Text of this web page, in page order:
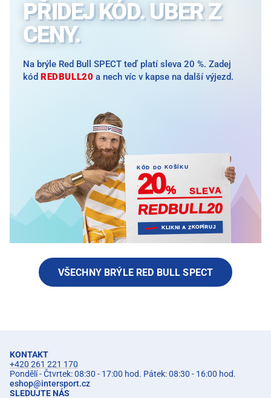
PŘIDEJ KÓD. UBER Z
CENY.
Na brýle Red Bull SPECT teď platí sleva 20 %. Zadej
kód REDBULL20 a nech víc v kapse na další výjezd.
KÓD DO KOŠÍKU
20% SLEVA
REDBULL20
KLIKNI A ZKOPÍRUJ
VŠECHNY BRÝLE RED BULL SPECT
KONTAKT
+420 261 221 170
Pondělí - Čtvrtek: 08:30 - 17:00 hod. Pátek: 08:30 - 16:00 hod.
eshop@intersport.cz
SLEDUJTE NÁS